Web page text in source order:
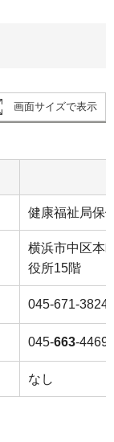
画面サイズで表示
健康福祉局保
横浜市中区本
役所15階
045-671-3824
045-663-4469
なし